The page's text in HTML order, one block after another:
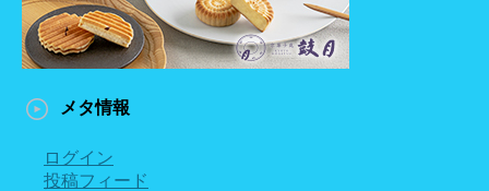
メタ情報
ログイン
投稿フィード